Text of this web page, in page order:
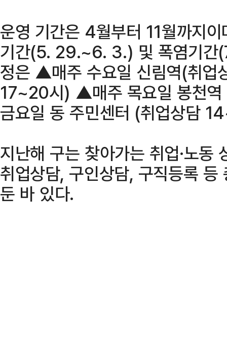
운영 기간은 4월부터 11월까지
기간(5. 29.~6. 3.) 및 폭염기간
정은 ▲매주 수요일 신림역(취업
17~20시) ▲매주 목요일 봉천
금요일 동 주민센터 (취업상담
지난해 구는 찾아가는 취업·노
취업상담, 구인상담, 구직등록
둔 바 있다.